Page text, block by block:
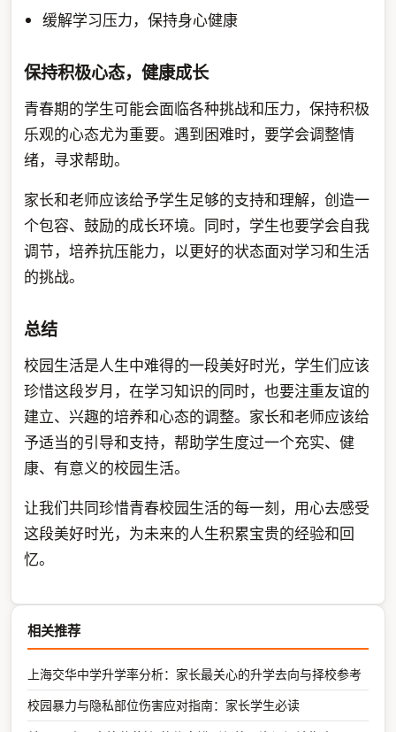
缓解学习压力，保持身心健康
保持积极心态，健康成长
青春期的学生可能会面临各种挑战和压力，保持积极
乐观的心态尤为重要。遇到困难时，要学会调整情
绪，寻求帮助。
家长和老师应该给予学生足够的支持和理解，创造一
个包容、鼓励的成长环境。同时，学生也要学会自我
调节，培养抗压能力，以更好的状态面对学习和生活
的挑战。
总结
校园生活是人生中难得的一段美好时光，学生们应该
珍惜这段岁月，在学习知识的同时，也要注重友谊的
建立、兴趣的培养和心态的调整。家长和老师应该给
予适当的引导和支持，帮助学生度过一个充实、健
康、有意义的校园生活。
让我们共同珍惜青春校园生活的每一刻，用心去感受
这段美好时光，为未来的人生积累宝贵的经验和回
忆。
相关推荐
上海交华中学升学率分析：家长最关心的升学去向与择校参考
校园暴力与隐私部位伤害应对指南：家长学生必读